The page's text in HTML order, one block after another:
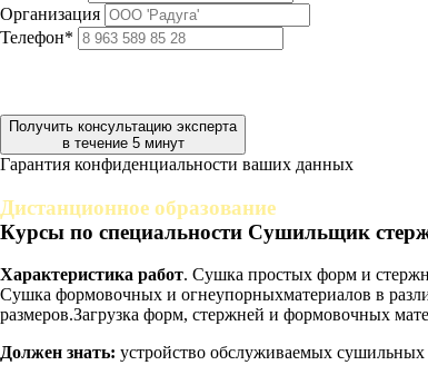
Организация
Телефон*
Получить консультацию эксперта
в течение 5 минут
Гарантия конфиденциальности ваших данных
Дистанционное образование
Курсы по специальности Сушильщик
Характеристика работ. Сушка простых форм и
Сушка формовочных и огнеупорныхматериалов в
размеров.Загрузка форм, стержней и формовочных
Должен знать: устройство обслуживаемых